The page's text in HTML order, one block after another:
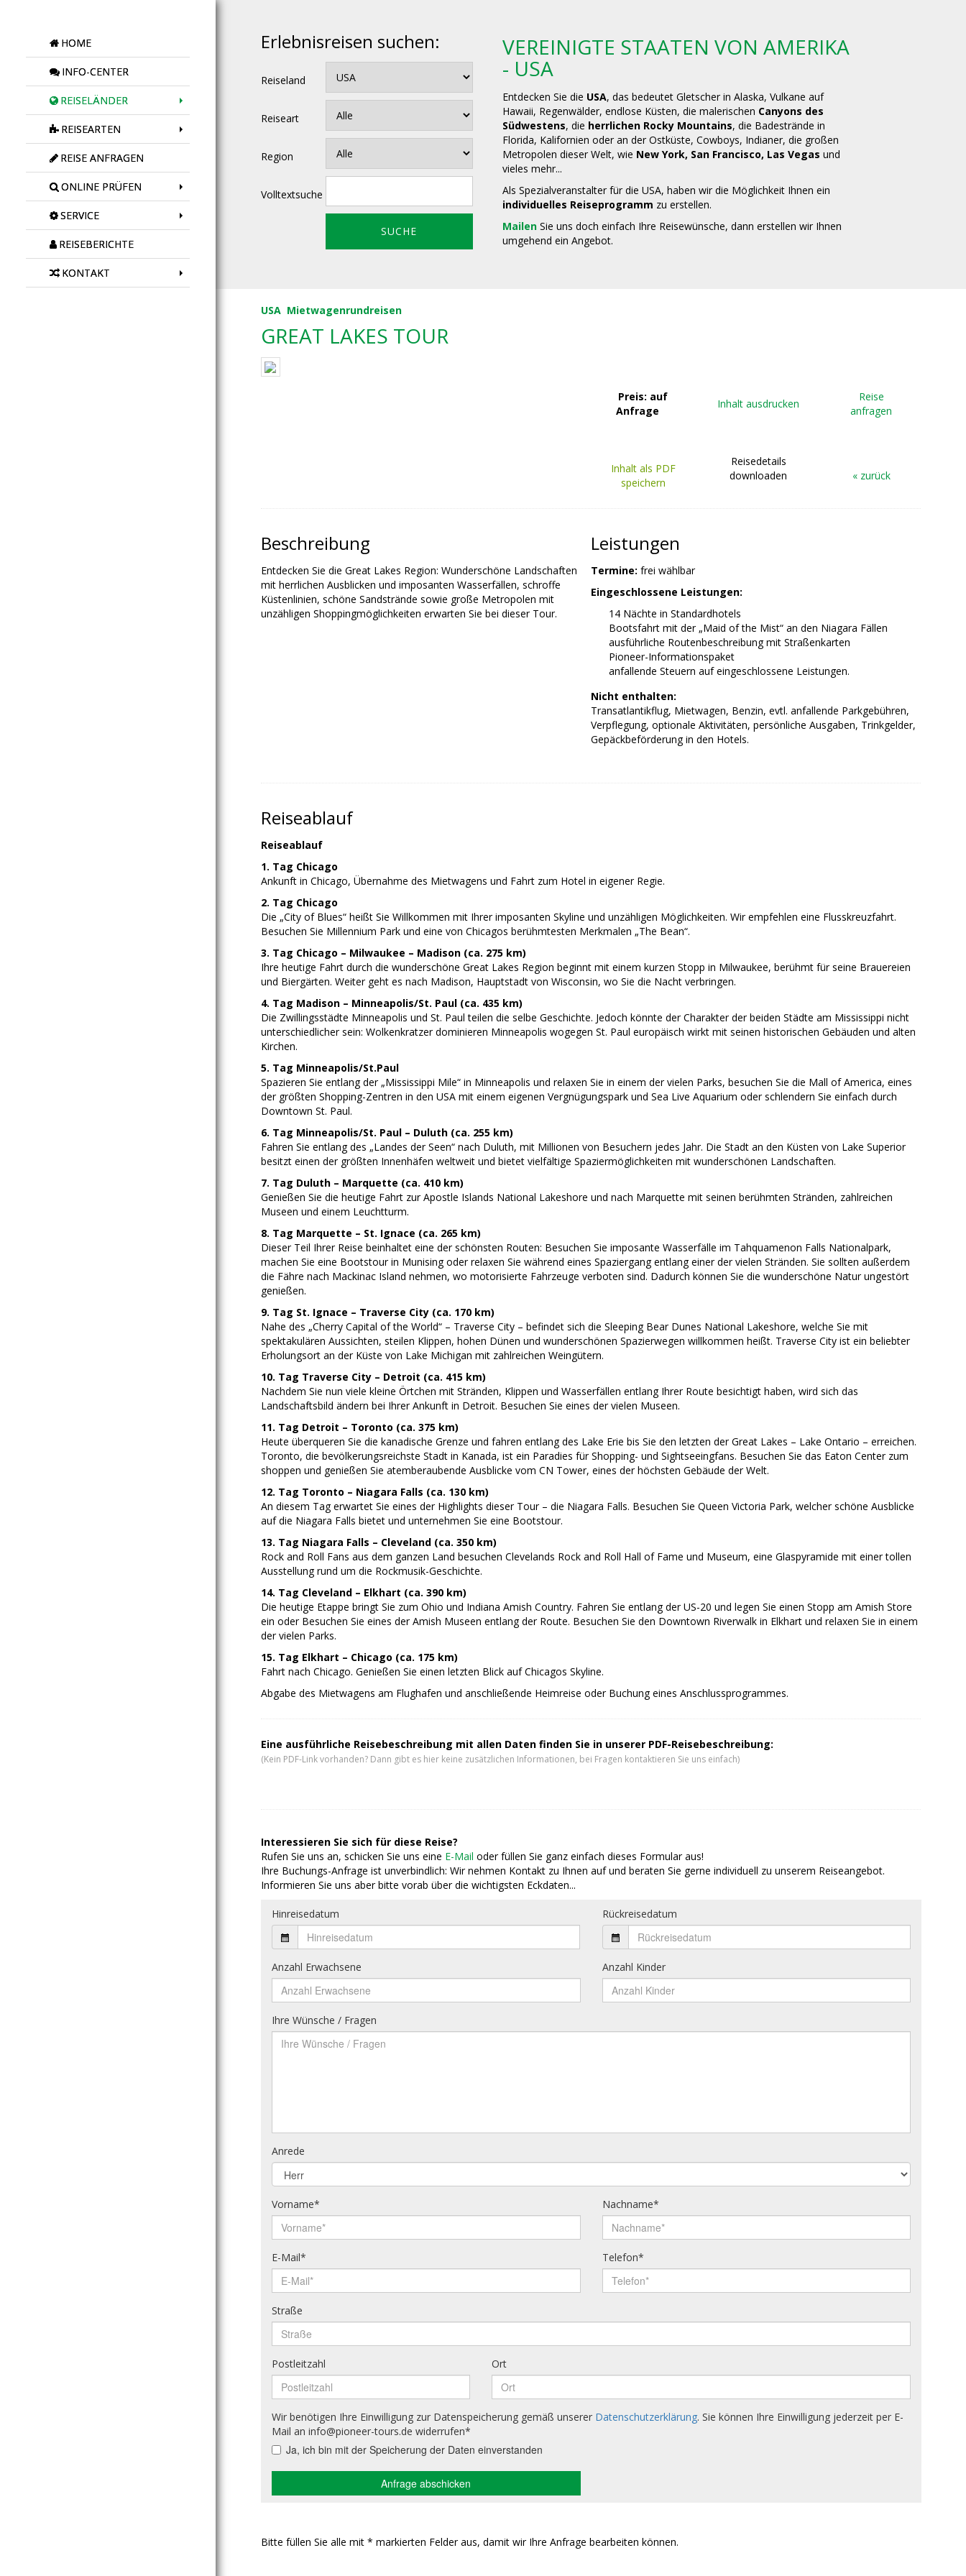
HOME
INFO-CENTER
REISELÄNDER
REISEARTEN
REISE ANFRAGEN
ONLINE PRÜFEN
SERVICE
REISEBERICHTE
KONTAKT
Erlebnisreisen suchen:
Reiseland
Reiseart
Region
Volltextsuche
VEREINIGTE STAATEN VON AMERIKA
- USA
Entdecken Sie die USA, das bedeutet Gletscher in Alaska, Vulkane auf
Hawaii, Regenwälder, endlose Küsten, die malerischen Canyons des
Südwestens, die herrlichen Rocky Mountains, die Badestrände in
Florida, Kalifornien oder an der Ostküste, Cowboys, Indianer, die großen
Metropolen dieser Welt, wie New York, San Francisco, Las Vegas und
vieles mehr...
Als Spezialveranstalter für die USA, haben wir die Möglichkeit Ihnen ein
individuelles Reiseprogramm zu erstellen.
Mailen Sie uns doch einfach Ihre Reisewünsche, dann erstellen wir Ihnen
umgehend ein Angebot.
USA Mietwagenrundreisen
GREAT LAKES TOUR
Preis: auf
Anfrage
Inhalt ausdrucken
Reise
anfragen
Inhalt als PDF
speichern
Reisedetails
downloaden
« zurück
Beschreibung
Entdecken Sie die Great Lakes Region: Wunderschöne Landschaften
mit herrlichen Ausblicken und imposanten Wasserfällen, schroffe
Küstenlinien, schöne Sandstrände sowie große Metropolen mit
unzähligen Shoppingmöglichkeiten erwarten Sie bei dieser Tour.
Leistungen
Termine: frei wählbar
Eingeschlossene Leistungen:
14 Nächte in Standardhotels
Bootsfahrt mit der „Maid of the Mist“ an den Niagara Fällen
ausführliche Routenbeschreibung mit Straßenkarten
Pioneer-Informationspaket
anfallende Steuern auf eingeschlossene Leistungen.
Nicht enthalten:
Transatlantikflug, Mietwagen, Benzin, evtl. anfallende Parkgebühren,
Verpflegung, optionale Aktivitäten, persönliche Ausgaben, Trinkgelder,
Gepäckbeförderung in den Hotels.
Reiseablauf
Reiseablauf
1. Tag Chicago
Ankunft in Chicago, Übernahme des Mietwagens und Fahrt zum Hotel in eigener Regie.
2. Tag Chicago
Die „City of Blues“ heißt Sie Willkommen mit Ihrer imposanten Skyline und unzähligen Möglichkeiten. Wir empfehlen eine Flusskreuzfahrt.
Besuchen Sie Millennium Park und eine von Chicagos berühmtesten Merkmalen „The Bean“.
3. Tag Chicago – Milwaukee – Madison (ca. 275 km)
Ihre heutige Fahrt durch die wunderschöne Great Lakes Region beginnt mit einem kurzen Stopp in Milwaukee, berühmt für seine Brauereien
und Biergärten. Weiter geht es nach Madison, Hauptstadt von Wisconsin, wo Sie die Nacht verbringen.
4. Tag Madison – Minneapolis/St. Paul (ca. 435 km)
Die Zwillingsstädte Minneapolis und St. Paul teilen die selbe Geschichte. Jedoch könnte der Charakter der beiden Städte am Mississippi nicht
unterschiedlicher sein: Wolkenkratzer dominieren Minneapolis wogegen St. Paul europäisch wirkt mit seinen historischen Gebäuden und alten
Kirchen.
5. Tag Minneapolis/St.Paul
Spazieren Sie entlang der „Mississippi Mile“ in Minneapolis und relaxen Sie in einem der vielen Parks, besuchen Sie die Mall of America, eines
der größten Shopping-Zentren in den USA mit einem eigenen Vergnügungspark und Sea Live Aquarium oder schlendern Sie einfach durch
Downtown St. Paul.
6. Tag Minneapolis/St. Paul – Duluth (ca. 255 km)
Fahren Sie entlang des „Landes der Seen“ nach Duluth, mit Millionen von Besuchern jedes Jahr. Die Stadt an den Küsten von Lake Superior
besitzt einen der größten Innenhäfen weltweit und bietet vielfältige Spaziermöglichkeiten mit wunderschönen Landschaften.
7. Tag Duluth – Marquette (ca. 410 km)
Genießen Sie die heutige Fahrt zur Apostle Islands National Lakeshore und nach Marquette mit seinen berühmten Stränden, zahlreichen
Museen und einem Leuchtturm.
8. Tag Marquette – St. Ignace (ca. 265 km)
Dieser Teil Ihrer Reise beinhaltet eine der schönsten Routen: Besuchen Sie imposante Wasserfälle im Tahquamenon Falls Nationalpark,
machen Sie eine Bootstour in Munising oder relaxen Sie während eines Spaziergang entlang einer der vielen Stränden. Sie sollten außerdem
die Fähre nach Mackinac Island nehmen, wo motorisierte Fahrzeuge verboten sind. Dadurch können Sie die wunderschöne Natur ungestört
genießen.
9. Tag St. Ignace – Traverse City (ca. 170 km)
Nahe des „Cherry Capital of the World“ – Traverse City – befindet sich die Sleeping Bear Dunes National Lakeshore, welche Sie mit
spektakulären Aussichten, steilen Klippen, hohen Dünen und wunderschönen Spazierwegen willkommen heißt. Traverse City ist ein beliebter
Erholungsort an der Küste von Lake Michigan mit zahlreichen Weingütern.
10. Tag Traverse City – Detroit (ca. 415 km)
Nachdem Sie nun viele kleine Örtchen mit Stränden, Klippen und Wasserfällen entlang Ihrer Route besichtigt haben, wird sich das
Landschaftsbild ändern bei Ihrer Ankunft in Detroit. Besuchen Sie eines der vielen Museen.
11. Tag Detroit – Toronto (ca. 375 km)
Heute überqueren Sie die kanadische Grenze und fahren entlang des Lake Erie bis Sie den letzten der Great Lakes – Lake Ontario – erreichen.
Toronto, die bevölkerungsreichste Stadt in Kanada, ist ein Paradies für Shopping- und Sightseeingfans. Besuchen Sie das Eaton Center zum
shoppen und genießen Sie atemberaubende Ausblicke vom CN Tower, eines der höchsten Gebäude der Welt.
12. Tag Toronto – Niagara Falls (ca. 130 km)
An diesem Tag erwartet Sie eines der Highlights dieser Tour – die Niagara Falls. Besuchen Sie Queen Victoria Park, welcher schöne Ausblicke
auf die Niagara Falls bietet und unternehmen Sie eine Bootstour.
13. Tag Niagara Falls – Cleveland (ca. 350 km)
Rock and Roll Fans aus dem ganzen Land besuchen Clevelands Rock and Roll Hall of Fame und Museum, eine Glaspyramide mit einer tollen
Ausstellung rund um die Rockmusik-Geschichte.
14. Tag Cleveland – Elkhart (ca. 390 km)
Die heutige Etappe bringt Sie zum Ohio und Indiana Amish Country. Fahren Sie entlang der US-20 und legen Sie einen Stopp am Amish Store
ein oder Besuchen Sie eines der Amish Museen entlang der Route. Besuchen Sie den Downtown Riverwalk in Elkhart und relaxen Sie in einem
der vielen Parks.
15. Tag Elkhart – Chicago (ca. 175 km)
Fahrt nach Chicago. Genießen Sie einen letzten Blick auf Chicagos Skyline.
Abgabe des Mietwagens am Flughafen und anschließende Heimreise oder Buchung eines Anschlussprogrammes.
Eine ausführliche Reisebeschreibung mit allen Daten finden Sie in unserer PDF-Reisebeschreibung:
(Kein PDF-Link vorhanden? Dann gibt es hier keine zusätzlichen Informationen, bei Fragen kontaktieren Sie uns einfach)
Interessieren Sie sich für diese Reise?
Rufen Sie uns an, schicken Sie uns eine E-Mail oder füllen Sie ganz einfach dieses Formular aus!
Ihre Buchungs-Anfrage ist unverbindlich: Wir nehmen Kontakt zu Ihnen auf und beraten Sie gerne individuell zu unserem Reiseangebot.
Informieren Sie uns aber bitte vorab über die wichtigsten Eckdaten...
Bitte füllen Sie alle mit * markierten Felder aus, damit wir Ihre Anfrage bearbeiten können.